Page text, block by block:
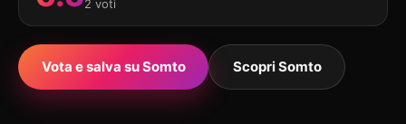
2 voti
Vota e salva su Somto Scopri Somto